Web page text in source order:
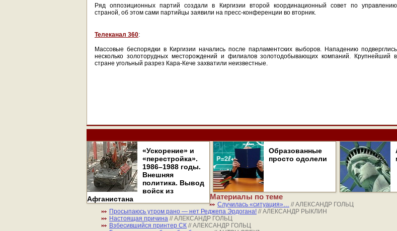
Ряд оппозиционных партий создали в Киргизии второй координационный совет по управлению
страной, об этом сами партийцы заявили на пресс-конференции во вторник.
Телеканал 360:
Массовые беспорядки в Киргизии начались после парламентских выборов. Нападению подверглись
несколько золоторудных месторождений и филиалов золотодобывающих компаний. Крупнейший в
стране угольный разрез Кара-Кече захватили неизвестные.
«Ускорение» и
«перестройка».
1986–1988 годы.
Внешняя
политика. Вывод
войск из
Афганистана
Образованные
просто одолели
Материалы по теме
Случилась «ситуация»… // АЛЕКСАНДР ГОЛЬЦ
Просыпаюсь утром рано — нет Реджепа Эрдогана! // АЛЕКСАНДР РЫКЛИН
Настоящая причина // АЛЕКСАНДР ГОЛЬЦ
Взбесившийся принтер СК // АЛЕКСАНДР ГОЛЬЦ